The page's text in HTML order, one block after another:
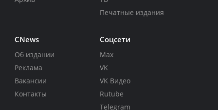
Печатные издания
CNews
Об издании
Реклама
Вакансии
Контакты
Соцсети
Max
VK
VK Видео
Rutube
Telegram